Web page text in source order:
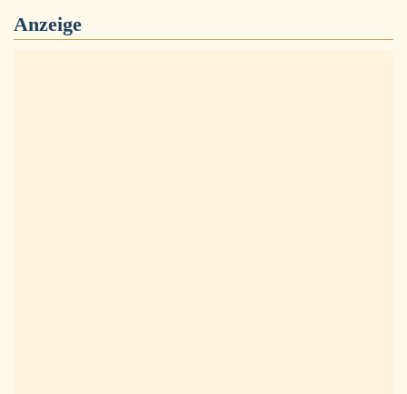
Anzeige